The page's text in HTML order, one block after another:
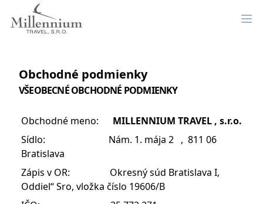
Obchodné podmienky
VŠEOBECNÉ OBCHODNÉ PODMIENKY
Obchodné meno: MILLENNIUM TRAVEL , s.r.o.
Sídlo: Nám. 1. mája 2 , 811 06
Bratislava
Zápis v OR: Okresný súd Bratislava I,
Oddiel“ Sro, vložka číslo 19606/B